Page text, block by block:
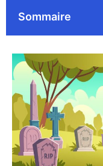
Sommaire